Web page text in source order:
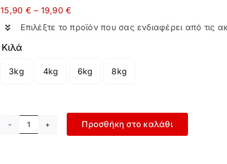
15,90 € – 19,90€
15,90 €
Επιλέξτε το προϊόν που σας ενδιαφέρει από τις
Κιλά
3kg 4kg 6kg 8kg
Slam
Προσθήκη στο καλάθι